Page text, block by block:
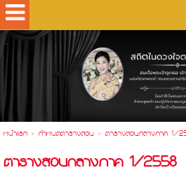
.
หน้าแรก> กำหนดตารางสอบ> ตารางสอบกลางภาค 1/
ตารางสอบกลางภาค 1/2558